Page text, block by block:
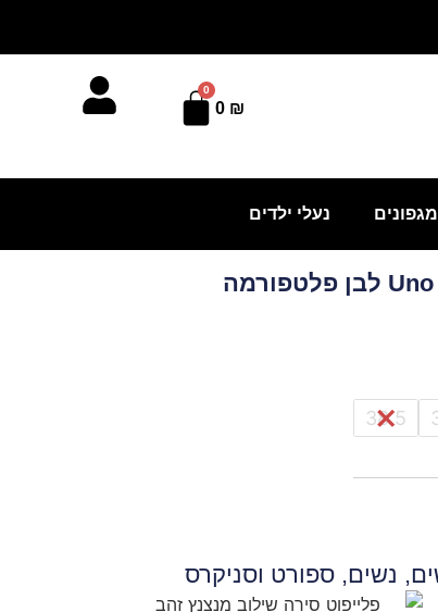
0 ₪
0
עגלת
נעלי ילדים
38.5
, נשים, ספורט וסניקרס
המחירהמחיר